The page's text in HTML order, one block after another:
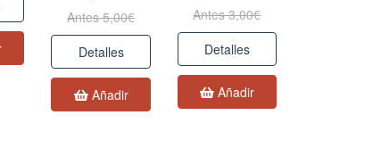
Antes 5,00€
Detalles
Añadir
Antes 3,00€
Detalles
Añadir